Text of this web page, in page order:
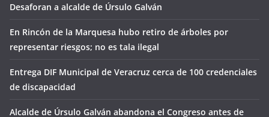
Desaforan a alcalde de Úrsulo Galván
En Rincón de la Marquesa hubo retiro de árboles por
representar riesgos; no es tala ilegal
Entrega DIF Municipal de Veracruz cerca de 100 credenciales
de discapacidad
Alcalde de Úrsulo Galván abandona el Congreso antes de